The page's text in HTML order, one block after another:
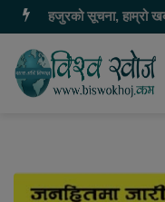
हजुरको सूचना, हाम्रो